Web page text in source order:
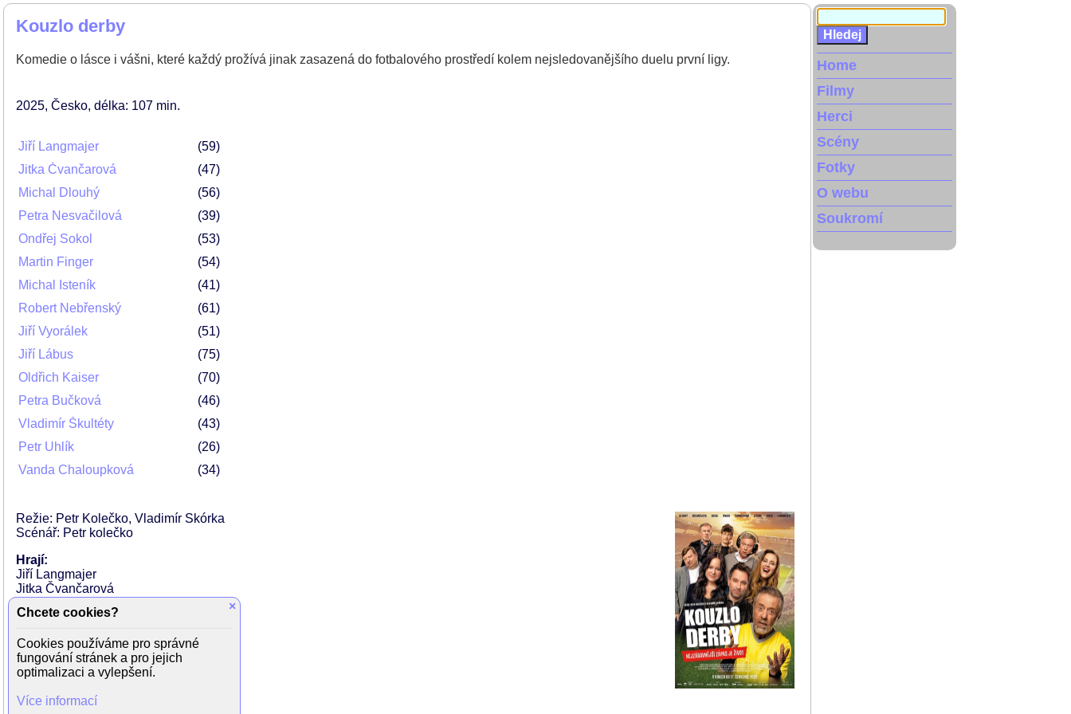
Kouzlo derby
Komedie o lásce i vášni, které každý prožívá jinak zasazená do fotbalového prostředí kolem nejsledovanějšího duelu první ligy.
2025 Česko délka: 107 min
Jiří Langmajer
59
Jitka Čvančarová
47
Michal Dlouhý
56
Petra Nesvačilová
39
Ondřej Sokol
53
Martin Finger
54
Michal Isteník
41
Robert Nebřenský
61
Jiří Vyorálek
51
Jiří Lábus
75
Oldřich Kaiser
70
Petra Bučková
46
Vladimír Škultéty
43
Petr Uhlík
26
Vanda Chaloupková
34
Režie: Petr Kolečko, Vladimír Skórka
Scénář: Petr kolečko
Hrají:
Jiří Langmajer
Jitka Čvančarová
Petra Nesvačilová
Martin Finger
Michal Isteník
Robert Nebřenský
Jiří Lábus
Home
Filmy
Herci
Scény
Fotky
O webu
Soukromí
×
Chcete cookies?
Cookies používáme pro správné
fungování stránek a pro jejich
optimalizaci a vylepšení.
Více informací